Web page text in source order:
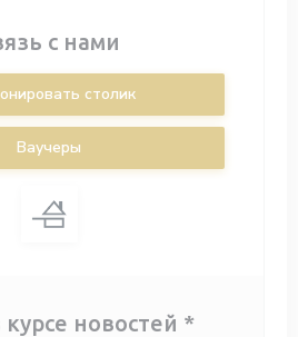
с нами
столик
Ваучеры
новостей *